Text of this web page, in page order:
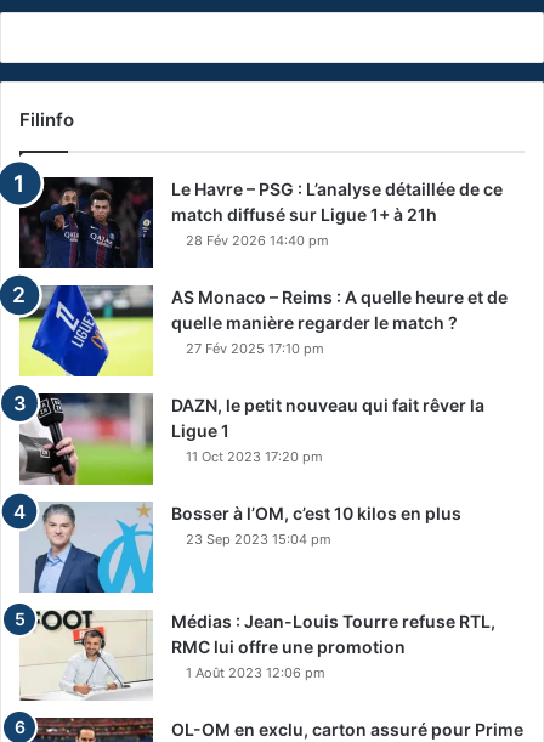
Filinfo
Le Havre – PSG : L’analyse détaillée de ce
match diffusé sur Ligue 1+ à 21h
28 Fév 2026 14:40 pm
AS Monaco – Reims : A quelle heure et de
quelle manière regarder le match ?
27 Fév 2025 17:10 pm
DAZN, le petit nouveau qui fait rêver la
Ligue 1
11 Oct 2023 17:20 pm
Bosser à l’OM, c’est 10 kilos en plus
23 Sep 2023 15:04 pm
Médias : Jean-Louis Tourre refuse RTL,
RMC lui offre une promotion
1 Août 2023 12:06 pm
OL-OM en exclu, carton assuré pour Prime